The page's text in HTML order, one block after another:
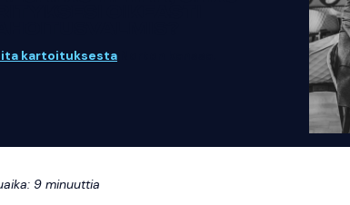
kartoituksestaNorten kanssa.
9 minuuttia